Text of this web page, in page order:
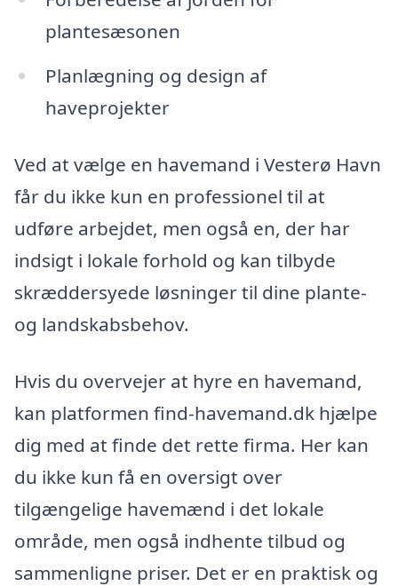
plantesæsonen
Planlægning og design af
haveprojekter
Ved at vælge en havemand i Vesterø Havn
får du ikke kun en professionel til at
udføre arbejdet, men også en, der har
indsigt i lokale forhold og kan tilbyde
skræddersyede løsninger til dine plante-
og landskabsbehov.
Hvis du overvejer at hyre en havemand,
kan platformen find-havemand.dk hjælpe
dig med at finde det rette firma. Her kan
du ikke kun få en oversigt over
tilgængelige havemænd i det lokale
område, men også indhente tilbud og
sammenligne priser. Det er en praktisk og